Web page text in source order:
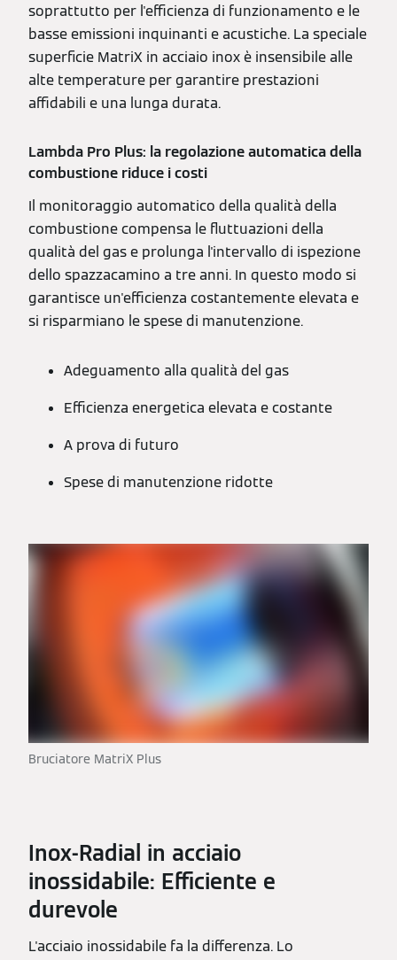
soprattutto per l'efficienza di funzionamento e le
basse emissioni inquinanti e acustiche. La speciale
superficie MatriX in acciaio inox è insensibile alle
alte temperature per garantire prestazioni
affidabili e una lunga durata.
Lambda Pro Plus: la regolazione automatica della
combustione riduce i costi
Il monitoraggio automatico della qualità della
combustione compensa le fluttuazioni della
qualità del gas e prolunga l'intervallo di ispezione
dello spazzacamino a tre anni. In questo modo si
garantisce un'efficienza costantemente elevata e
si risparmiano le spese di manutenzione.
Adeguamento alla qualità del gas
Efficienza energetica elevata e costante
A prova di futuro
Spese di manutenzione ridotte
Bruciatore MatriX Plus
Inox-Radial in acciaio
inossidabile: Efficiente e
durevole
L'acciaio inossidabile fa la differenza. Lo